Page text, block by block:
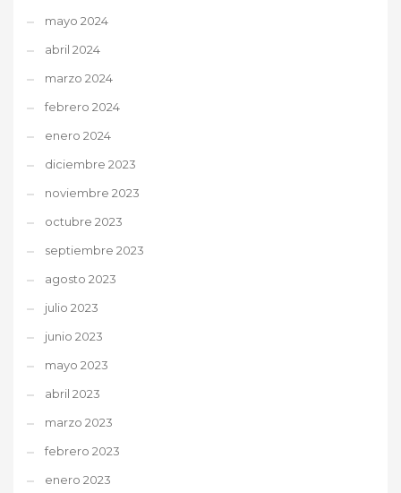
mayo 2024
abril 2024
marzo 2024
febrero 2024
enero 2024
diciembre 2023
noviembre 2023
octubre 2023
septiembre 2023
agosto 2023
julio 2023
junio 2023
mayo 2023
abril 2023
marzo 2023
febrero 2023
enero 2023